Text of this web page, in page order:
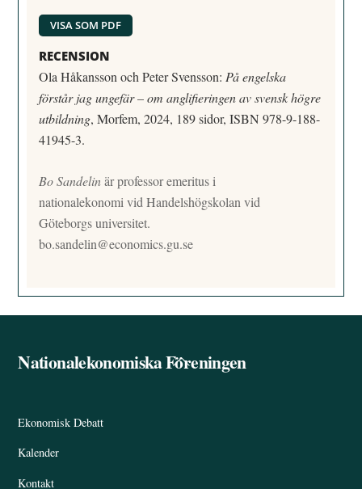
VISA SOM PDF
RECENSION
Ola Håkansson och Peter Svensson: På engelska
förstår jag ungefär – om anglifieringen av svensk högre
utbildning, Morfem, 2024, 189 sidor, ISBN 978-9-188-
41945-3.
Bo Sandelinär professor emeritus i
nationalekonomi vid Handelshögskolan vid
Göteborgs universitet.
bo.sandelin@economics.gu.se
Back
Nationalekonomiska Föreningen
Ekonomisk Debatt
Kalender
Kontakt